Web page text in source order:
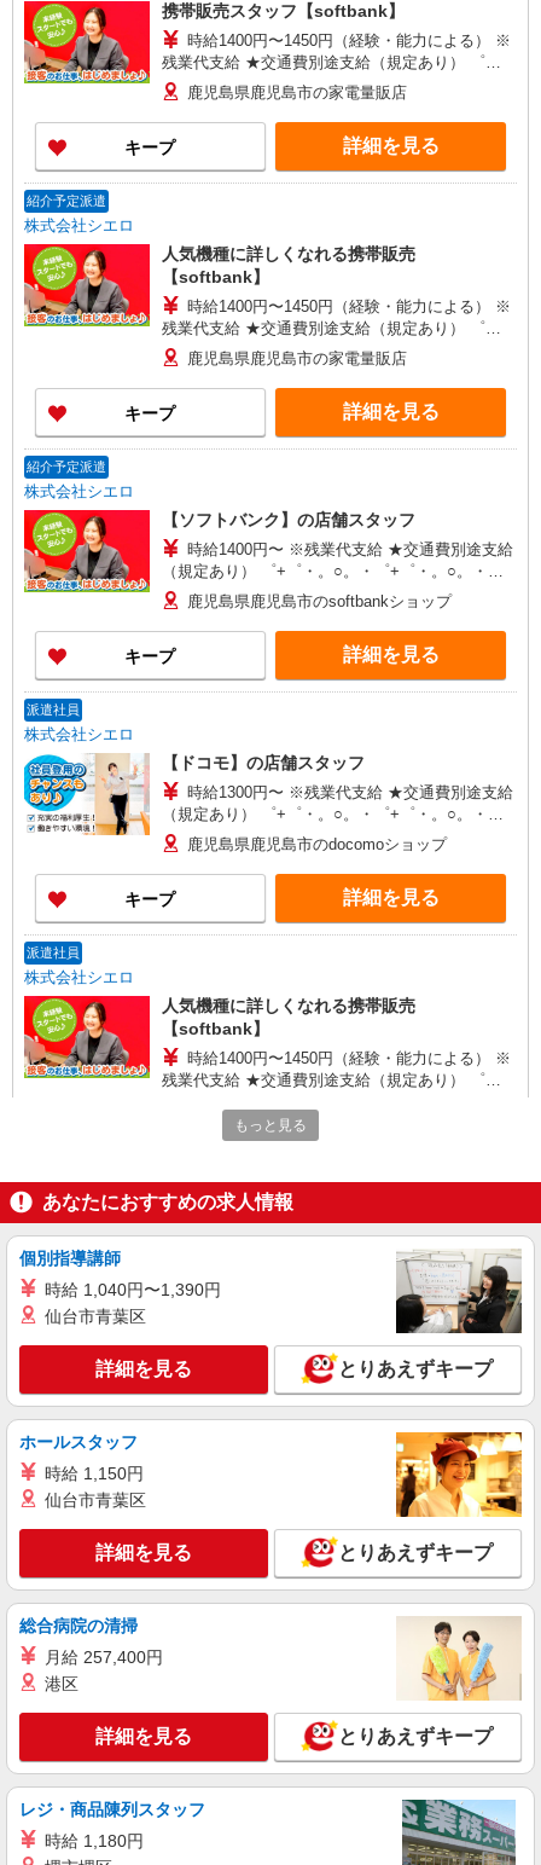
携帯販売スタッフ【softbank】
時給1400円〜1450円（経験・能力による） ※
残業代支給 ★交通費別途支給（規定あり） ゜
+゜・。○。・゜+゜・。○。・゜+゜ 入社祝い金10
万円支給(規定有) お友達を紹介頂くと, インセンテ
ィブ支給(規定有) ★月2回払い・週払い可能（規程
有）★ ゜・。○。・゜+゜・。○。・゜+゜
鹿児島県鹿児島市の家電量販店
キープ 詳細を見る
紹介予定派遣
株式会社シエロ
人気機種に詳しくなれる携帯販売
【softbank】
時給1400円〜1450円（経験・能力による） ※
残業代支給 ★交通費別途支給（規定あり） ゜
+゜・。○。・゜+゜・。○。・゜+゜ 入社祝い金10
万円支給(規定有) お友達を紹介頂くと, インセンテ
ィブ支給(規定有) ★月2回払い・週払い可能（規程
有）★ ゜・。○。・゜+゜・。○。・゜+゜
鹿児島県鹿児島市の家電量販店
キープ 詳細を見る
紹介予定派遣
株式会社シエロ
【ソフトバンク】の店舗スタッフ
時給1400円〜 ※残業代支給 ★交通費別途支給
（規定あり） ゜+゜・。○。・゜+゜・。○。・゜
+゜ 入社祝い金10万円支給(規定有) お友達を紹介
頂くと, インセンティブ支給(規定有) ★月2回払
い・週払い可能（規程有）★ ゜・。○。・゜
+゜・。○。・゜+゜
鹿児島県鹿児島市のsoftbankショップ
キープ 詳細を見る
派遣社員
株式会社シエロ
【ドコモ】の店舗スタッフ
時給1300円〜 ※残業代支給 ★交通費別途支給
（規定あり） ゜+゜・。○。・゜+゜・。○。・゜
+゜ 入社祝い金10万円支給(規定有) お友達を紹介
頂くと, インセンティブ支給(規定有) ★月2回払
い・週払い可能（規程有）★ ゜・。○。・゜
+゜・。○。・゜+゜
鹿児島県鹿児島市のdocomoショップ
キープ 詳細を見る
派遣社員
株式会社シエロ
人気機種に詳しくなれる携帯販売
【softbank】
時給1400円〜1450円（経験・能力による） ※
残業代支給 ★交通費別途支給（規定あり） ゜
万円支給(規定有) お友達を紹介頂くと, インセンテ
ィブ支給(規定有) ★月2回払い・週払い可能（規程
鹿児島県鹿児島市の家電量販店
【docomo】の携帯販売スタッフ
時給1300円〜1400円（経験・能力による） ※
残業代支給 ★交通費別途支給（規定あり） ゜
+゜・。○。・゜+゜・。○。・゜+゜ 入社祝い金10
万円支給(規定有) お友達を紹介頂くと, インセンテ
ィブ支給(規定有) ★月2回払い・週払い可能（規程
有）★ ゜・。○。・゜+゜・。○。・゜+゜
鹿児島県鹿児島市のdocomoショップ
キープ 詳細を見る
派遣社員
株式会社シエロ
携帯販売スタッフ【softbank】
時給1400円〜1450円（経験・能力による） ※
残業代支給 ★交通費別途支給（規定あり） ゜
+゜・。○。・゜+゜・。○。・゜+゜ 入社祝い金10
万円支給(規定有) お友達を紹介頂くと, インセンテ
有）★ ゜・。○。・゜+゜・。○。・゜+゜
鹿児島県鹿児島市の家電量販店
キープ 詳細を見る
株式会社シエロ
人気機種に詳しくなれる携帯販売
【Y!mobile】
時給1400円〜 ※残業代支給 ★交通費別途支給
+゜ 入社祝い金10万円支給(規定有) お友達を紹介
もっと見る
あなたにおすすめの求人情報
個別指導講師
時給 1,040円〜1,390円
仙台市青葉区
詳細を見る とりあえずキープ
ホールスタッフ
時給 1,150円
仙台市青葉区
詳細を見る とりあえずキープ
総合病院の清掃
月給 257,400円
港区
詳細を見る とりあえずキープ
レジ・商品陳列スタッフ
時給 1,180円